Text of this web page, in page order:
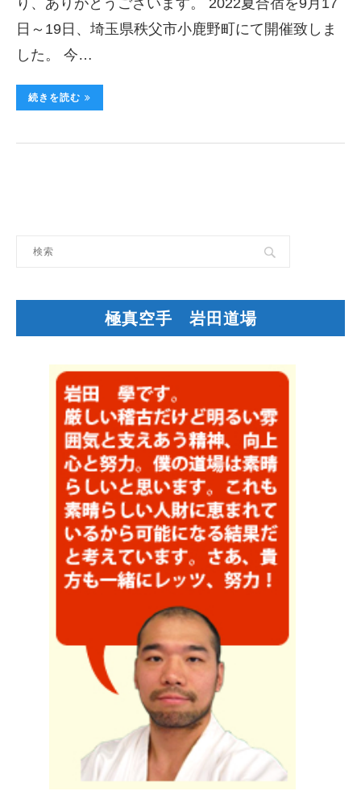
日～19日、埼玉県秩父市小鹿野町にて開催致しま
した。 今…
続きを読む
極真空手 岩田道場